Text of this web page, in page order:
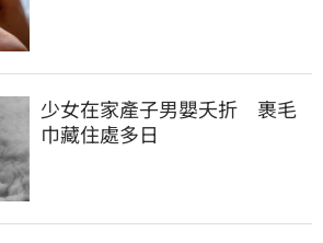
少女在家產子男嬰夭折　裹毛
巾藏住處多日